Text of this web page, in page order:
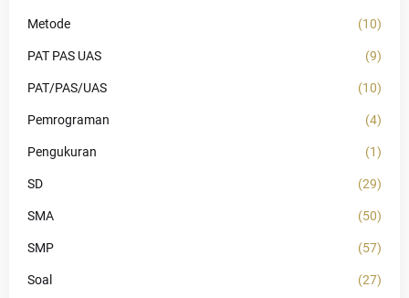
Metode (10)
PAT PAS UAS (9)
PAT/PAS/UAS (10)
Pemrograman (4)
Pengukuran (1)
SD (29)
SMA (50)
SMP (57)
Soal (27)